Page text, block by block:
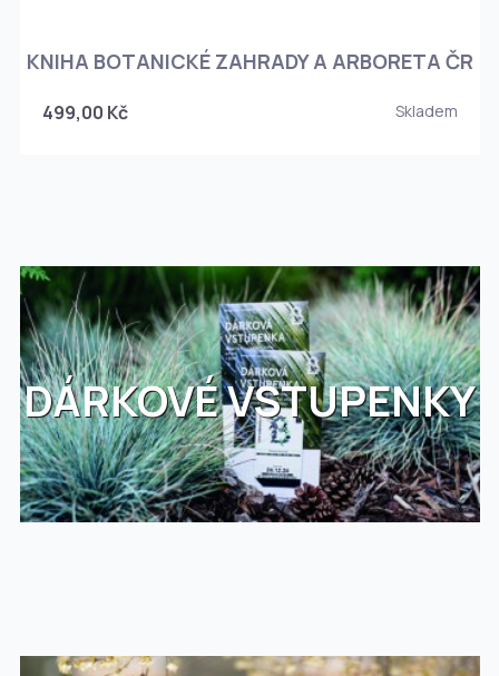
KNIHA BOTANICKÉ ZAHRADY A ARBORETA ČR
499,00 Kč Skladem
DÁRKOVÉ VSTUPENKY